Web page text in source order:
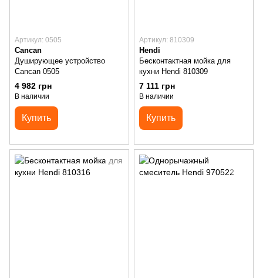
Артикул: 0505
Cancan
Душирующее устройство
Cancan 0505
4 982 грн
В наличии
Купить
Артикул: 810309
Hendi
Бесконтактная мойка для
кухни Hendi 810309
7 111 грн
В наличии
Купить